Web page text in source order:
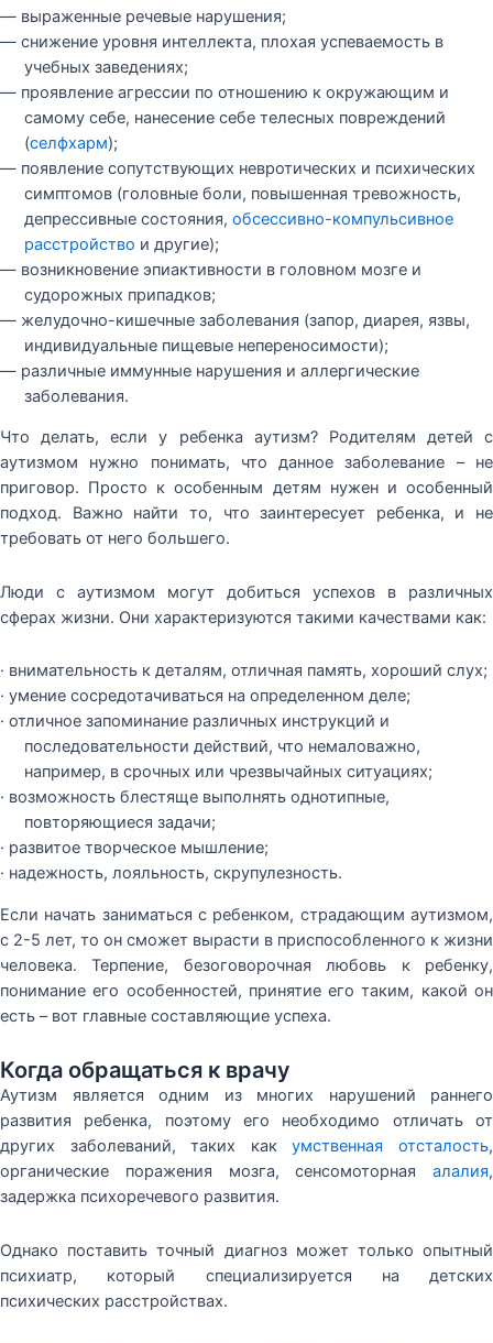
— выраженные речевые нарушения;
— снижение уровня интеллекта, плохая успеваемость в
учебных заведениях;
— проявление агрессии по отношению к окружающим и
самому себе, нанесение себе телесных повреждений
(селфхарм);
— появление сопутствующих невротических и психических
симптомов (головные боли, повышенная тревожность,
депрессивные состояния, обсессивно-компульсивное
расстройство и другие);
— возникновение эпиактивности в головном мозге и
судорожных припадков;
— желудочно-кишечные заболевания (запор, диарея, язвы,
индивидуальные пищевые непереносимости);
— различные иммунные нарушения и аллергические
заболевания.
Что делать, если у ребенка аутизм? Родителям детей с
аутизмом нужно понимать, что данное заболевание – не
приговор. Просто к особенным детям нужен и особенный
подход. Важно найти то, что заинтересует ребенка, и не
требовать от него большего.
Люди с аутизмом могут добиться успехов в различных
сферах жизни. Они характеризуются такими качествами как:
· внимательность к деталям, отличная память, хороший слух;
· умение сосредотачиваться на определенном деле;
· отличное запоминание различных инструкций и
последовательности действий, что немаловажно,
например, в срочных или чрезвычайных ситуациях;
· возможность блестяще выполнять однотипные,
повторяющиеся задачи;
· развитое творческое мышление;
· надежность, лояльность, скрупулезность.
Если начать заниматься с ребенком, страдающим аутизмом,
с 2-5 лет, то он сможет вырасти в приспособленного к жизни
человека. Терпение, безоговорочная любовь к ребенку,
понимание его особенностей, принятие его таким, какой он
есть – вот главные составляющие успеха.
Когда обращаться к врачу
Аутизм является одним из многих нарушений раннего
развития ребенка, поэтому его необходимо отличать от
других заболеваний, таких какумственная отсталость,
органические поражения мозга, сенсомоторная алалия,
задержка психоречевого развития.
Однако поставить точный диагноз может только опытный
психиатр, который специализируется на детских
психических расстройствах.